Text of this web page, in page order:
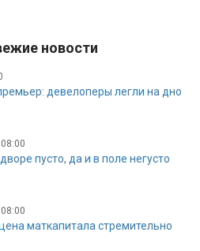
новости
девелоперы легли на дно
пусто, да и в поле негусто
маткапитала стремительно